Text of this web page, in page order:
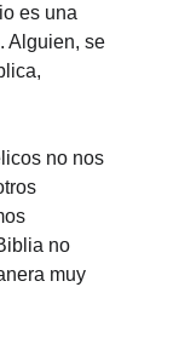
es una
Alguien, se
no nos
no
muy